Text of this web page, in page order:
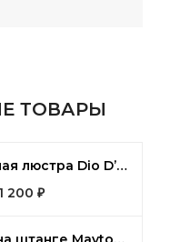
ТОВАРЫ
Подвесная люстра Dio D’Arte Cremono Cremono E 1.2.25.100 G
200 ₽